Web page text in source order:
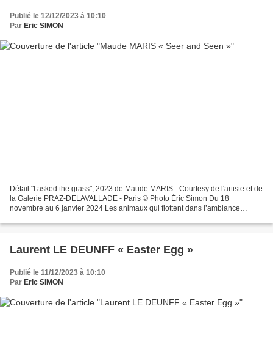
Publié le 12/12/2023 à 10:10
Par Eric SIMON
Détail "I asked the grass", 2023 de Maude MARIS - Courtesy de l'artiste et de
la Galerie PRAZ-DELAVALLADE - Paris © Photo Éric Simon Du 18
novembre au 6 janvier 2024 Les animaux qui flottent dans l’ambiance
Laurent LE DEUNFF « Easter Egg »
Publié le 11/12/2023 à 10:10
Par Eric SIMON